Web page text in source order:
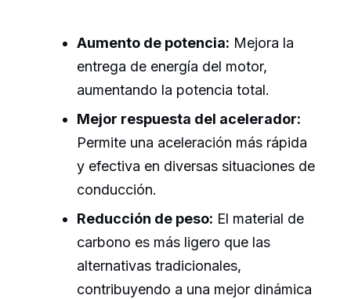
Aumento de potencia: Mejora la
entrega de energía del motor,
aumentando la potencia total.
Mejor respuesta del acelerador:
Permite una aceleración más rápida
y efectiva en diversas situaciones de
conducción.
Reducción de peso: El material de
carbono es más ligero que las
alternativas tradicionales,
contribuyendo a una mejor dinámica